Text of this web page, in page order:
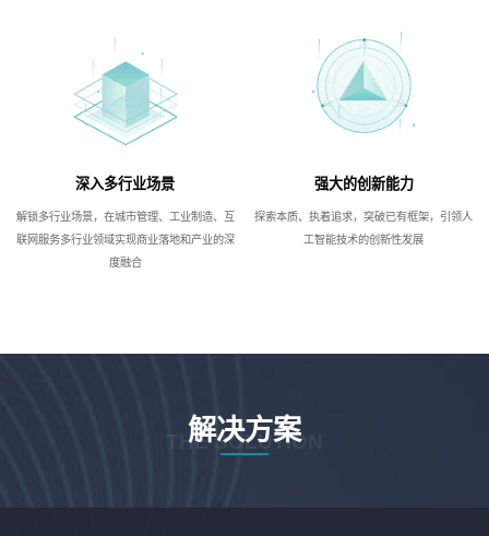
深入多行业场景
解锁多行业场景，在城市管理、工业制造、互
联网服务多行业领域实现商业落地和产业的深
度融合
强大的创新能力
探索本质、执着追求，突破已有框架，引领人
工智能技术的创新性发展
解决方案
THE SOLUTION